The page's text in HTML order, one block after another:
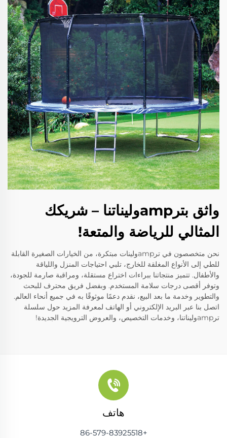
واثق بترampوليناتنا – شريكك
المثالي للرياضة والمتعة!
نحن متخصصون في ترampولينات مبتكرة، من الخيارات الصغيرة القابلة
للطي إلى الأنواع المغلقة للخارج، تلبي احتياجات المنزل واللياقة
والأطفال. تتميز منتجاتنا ببراءات اختراع مستقلة، ومراقبة صارمة للجودة،
وتوفر أقصى درجات سلامة المستخدم. وبفضل فريق محترف للبحث
والتطوير وخدمة ما بعد البيع، نقدم دعمًا موثوقًا به في جميع أنحاء العالم.
اتصل بنا عبر البريد الإلكتروني أو الهاتف لمعرفة المزيد حول سلسلة
ترampوليناتنا، وخدمات التخصيص، والعروض الترويجية الجديدة!
هاتف
+86-579-83925518